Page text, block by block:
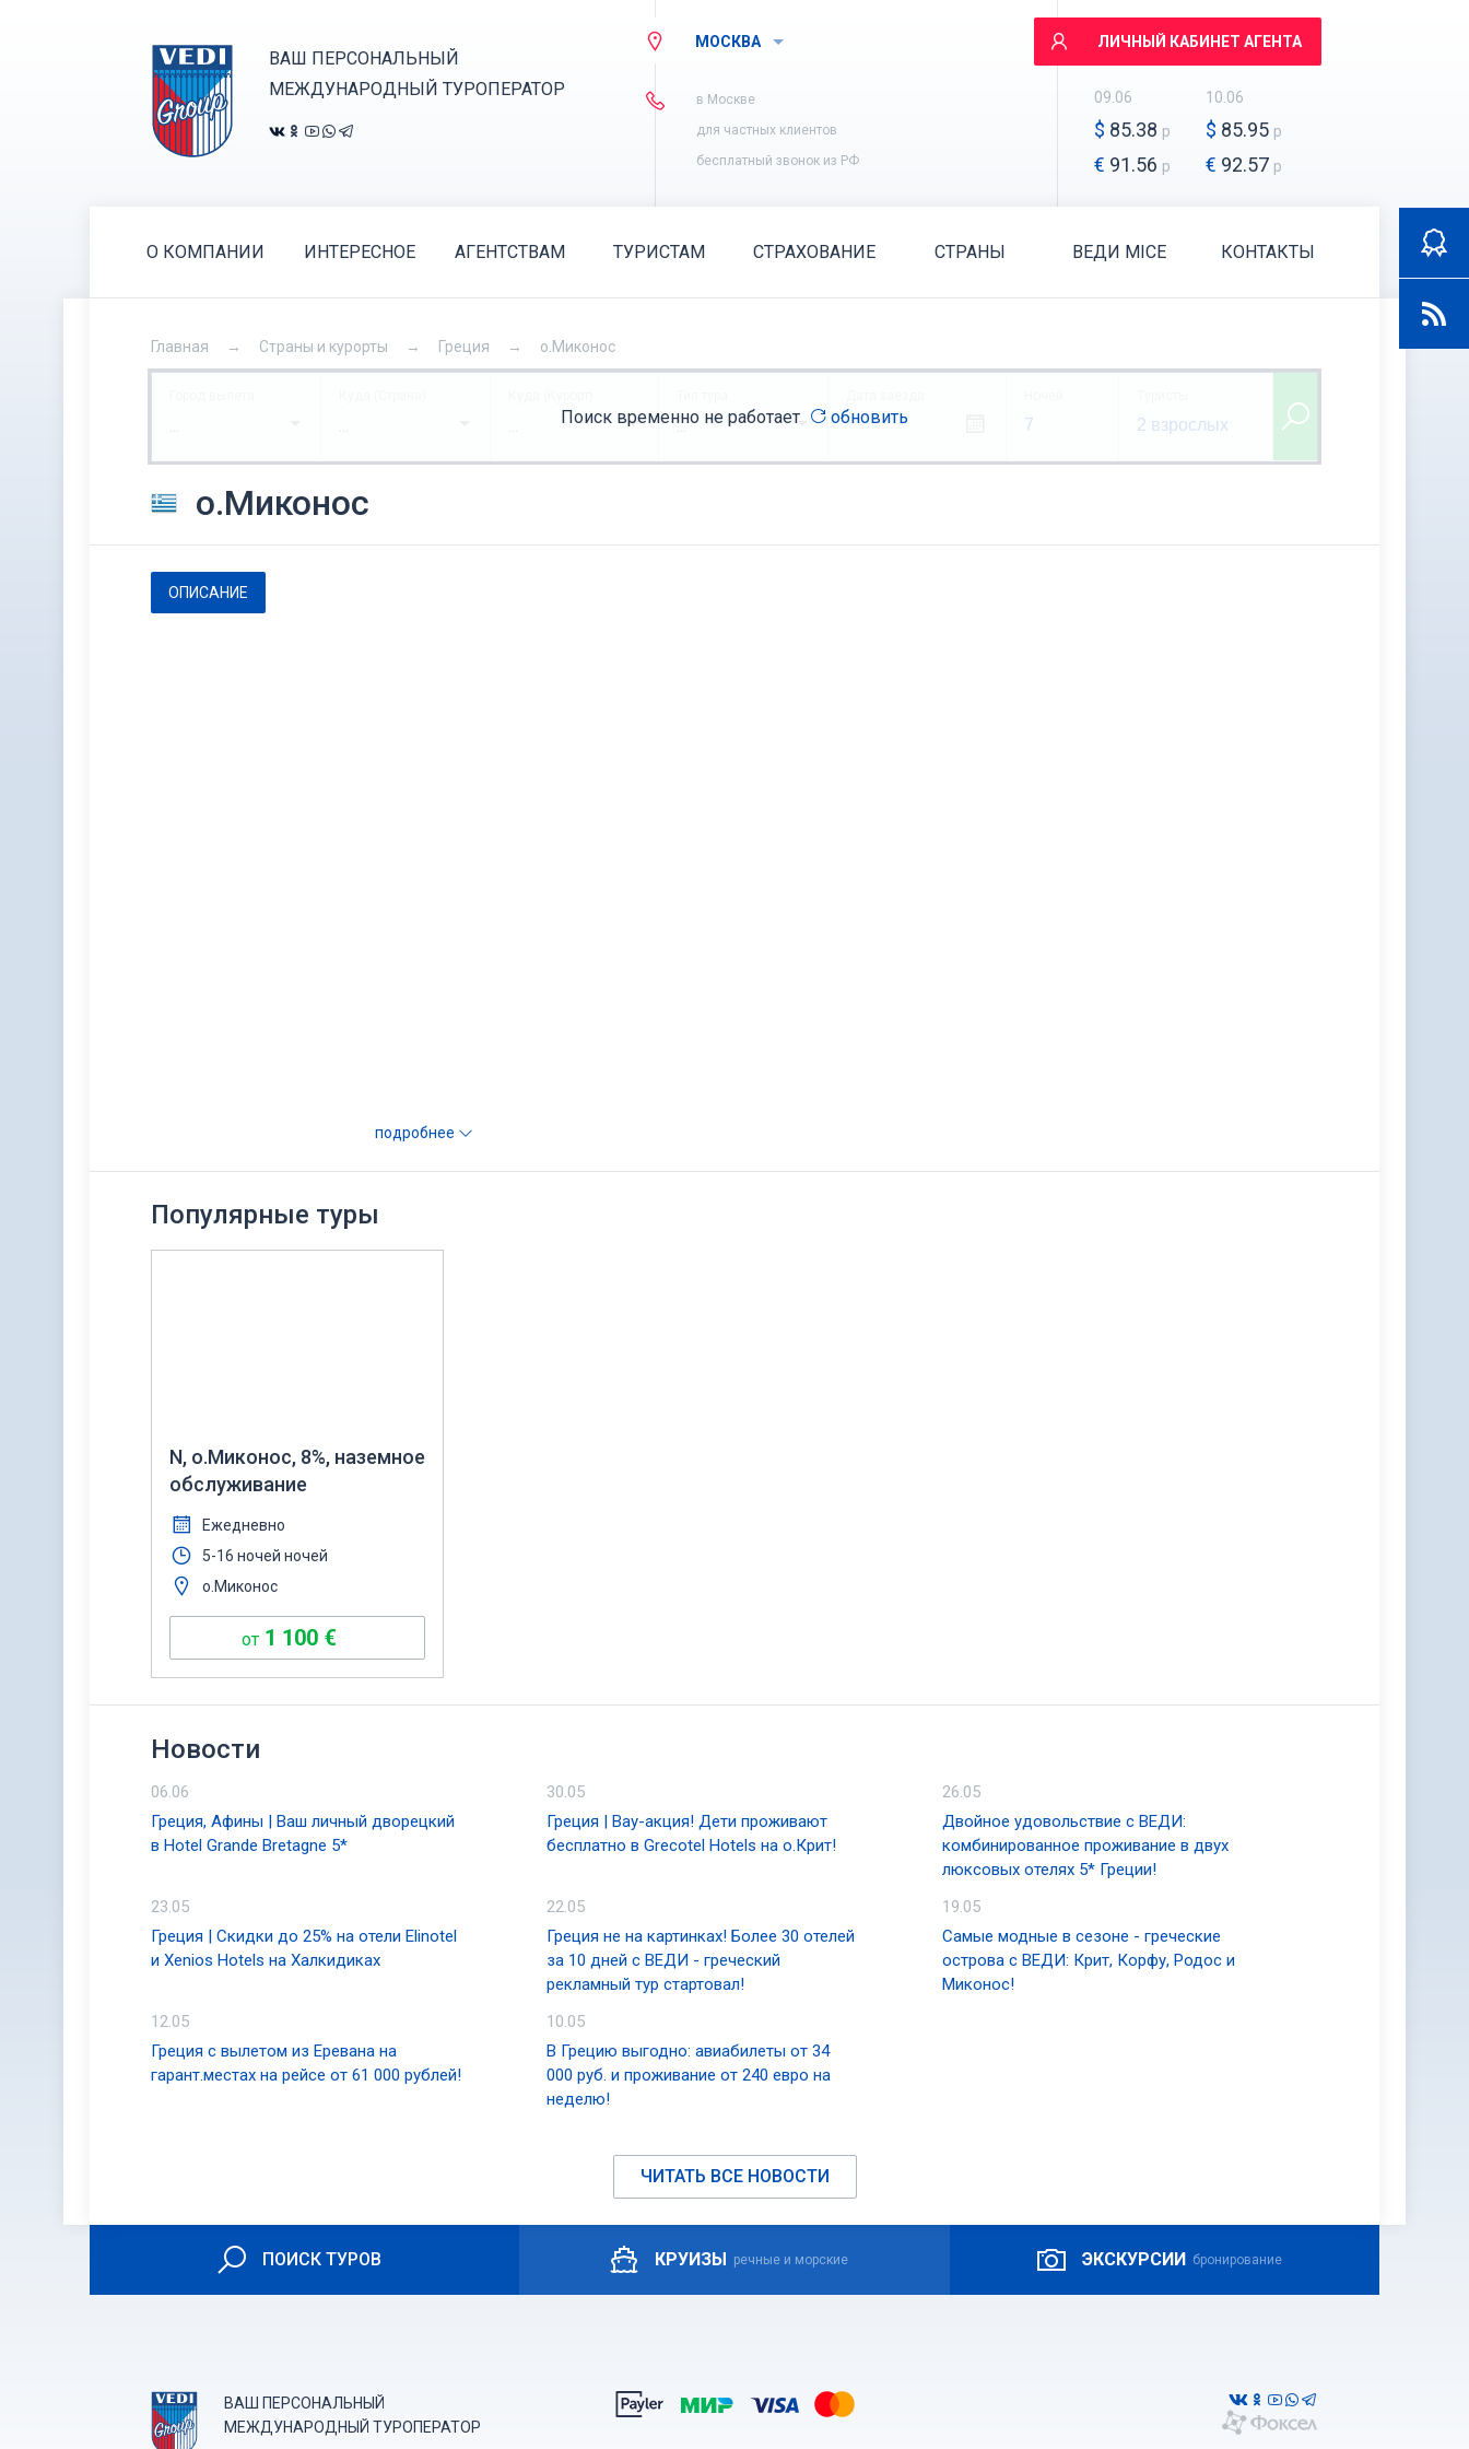
ВАШ ПЕРСОНАЛЬНЫЙ
МЕЖДУНАРОДНЫЙ ТУРОПЕРАТОР
МОСКВА
в Москве
для частных клиентов
бесплатный звонок из РФ
ЛИЧНЫЙ КАБИНЕТ АГЕНТА
09.06
$ 85.38 р
€ 91.56 р
10.06
$ 85.95 р
€ 92.57 р
О КОМПАНИИ ИНТЕРЕСНОЕ АГЕНТСТВАМ ТУРИСТАМ СТРАХОВАНИЕ СТРАНЫ ВЕДИ MICE КОНТАКТЫ
Главная Страны и курорты Греция о.Миконос
Поиск временно не работает обновить
... ... ... ... 7 2 взрослых
о.Миконос
ОПИСАНИЕ
подробнее
Популярные туры
N, о.Миконос, 8%, наземное
обслуживание
Ежедневно
5-16 ночей ночей
о.Миконос
от1 100 €
Новости
06.06
Греция, Афины | Ваш личный дворецкий
в Hotel Grande Bretagne 5*
30.05
Греция | Вау-акция! Дети проживают
бесплатно в Grecotel Hotels на о.Крит!
26.05
Двойное удовольствие с ВЕДИ:
комбинированное проживание в двух
люксовых отелях 5* Греции!
23.05
Греция | Скидки до 25% на отели Elinotel
и Xenios Hotels на Халкидиках
22.05
Греция не на картинках! Более 30 отелей
за 10 дней с ВЕДИ - греческий
рекламный тур стартовал!
19.05
Самые модные в сезоне - греческие
острова с ВЕДИ: Крит, Корфу, Родос и
Миконос!
12.05
Греция с вылетом из Еревана на
гарант.местах на рейсе от 61 000 рублей!
10.05
В Грецию выгодно: авиабилеты от 34
000 руб. и проживание от 240 евро на
неделю!
ЧИТАТЬ ВСЕ НОВОСТИ
ПОИСК ТУРОВ КРУИЗЫ речные и морские ЭКСКУРСИИ бронирование
ВАШ ПЕРСОНАЛЬНЫЙ
МЕЖДУНАРОДНЫЙ ТУРОПЕРАТОР